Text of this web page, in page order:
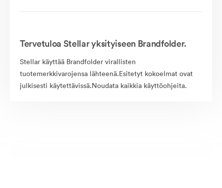
Tervetuloa Stellar yksityiseen Brandfolder.
Stellar käyttää Brandfolder virallisten
tuotemerkkivarojensa lähteenä.Esitetyt kokoelmat ovat
julkisesti käytettävissä.Noudata kaikkia käyttöohjeita.